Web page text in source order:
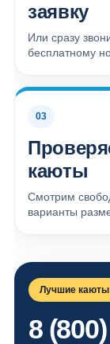
заявку
Или сразу
бесплатному
03
каюты
Смотрим
варианты
Лучшие каюты
8